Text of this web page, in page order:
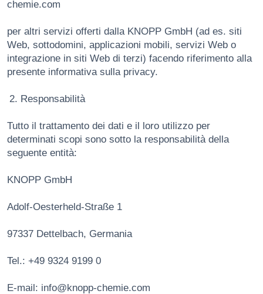
chemie.com
per altri servizi offerti dalla KNOPP GmbH (ad es. siti
Web, sottodomini, applicazioni mobili, servizi Web o
integrazione in siti Web di terzi) facendo riferimento alla
presente informativa sulla privacy.
Responsabilità
Tutto il trattamento dei dati e il loro utilizzo per
determinati scopi sono sotto la responsabilità della
seguente entità:
KNOPP GmbH
Adolf-Oesterheld-Straße 1
97337 Dettelbach, Germania
Tel.: +49 9324 9199 0
E-mail: info@knopp-chemie.com